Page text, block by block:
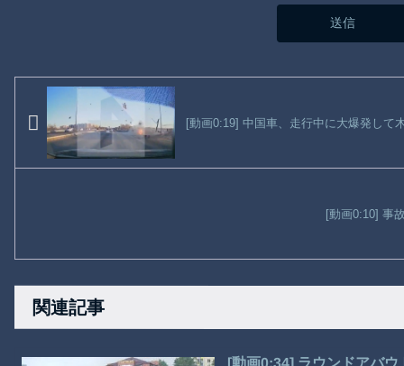
[動画0:19] 中国車、走行中に大爆発して
[動画0:10] 事
関連記事
[動画0:34] ラウンドアバ